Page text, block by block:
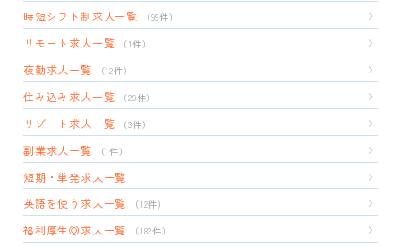
時短シフト制求人一覧 （99件）
リモート求人一覧 （1件）
夜勤求人一覧 （12件）
住み込み求人一覧 （29件）
リゾート求人一覧 （3件）
副業求人一覧 （1件）
短期・単発求人一覧
英語を使う求人一覧
（12件）
福利厚生◎求人一覧 （182件）